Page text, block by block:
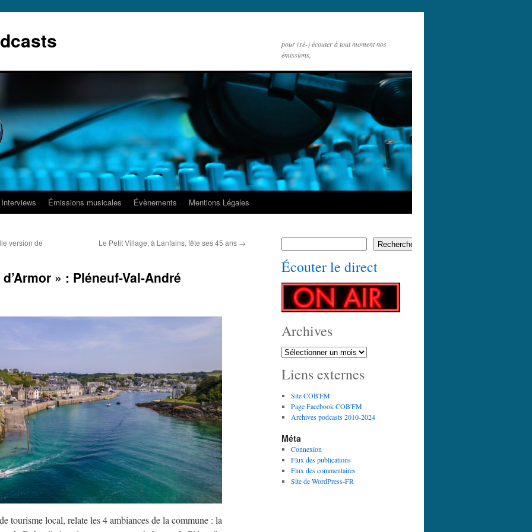
pour (ré-) écouter à tout moment nos
émissions,
Émissions musicales Évènements Mentions Légales
version de
Le Petit Village, à Lanfains, fête ses 45 ans →
» : Pléneuf-Val-André
tourisme local, relate les 4 ambiances de la commune : la
Rechercher
Écouter le direct
Archives
Archives
Liens externes
Site COB'FM
Page Facebook COB'FM
Archives podcasts 2010-2024
Méta
Connexion
Flux des publications
Flux des commentaires
Site de WordPress-FR